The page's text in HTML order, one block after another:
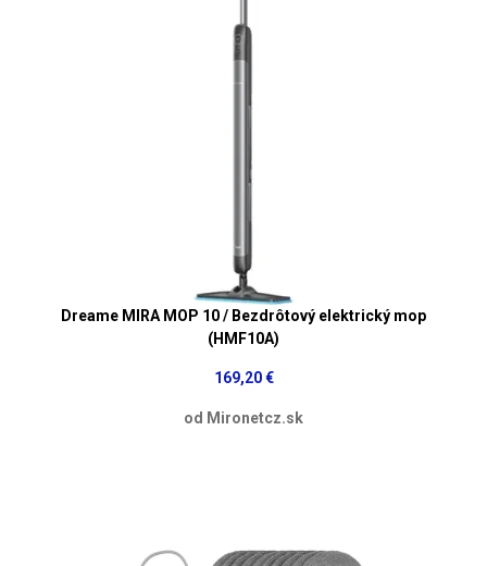
Dreame MIRA MOP 10 / Bezdrôtový elektrický mop
(HMF10A)
169,20 €
od Mironetcz.sk